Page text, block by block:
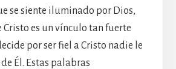
se siente iluminado por Dios,
Cristo es un vínculo tan fuerte
por ser fiel a Cristo nadie le
Él. Estas palabras